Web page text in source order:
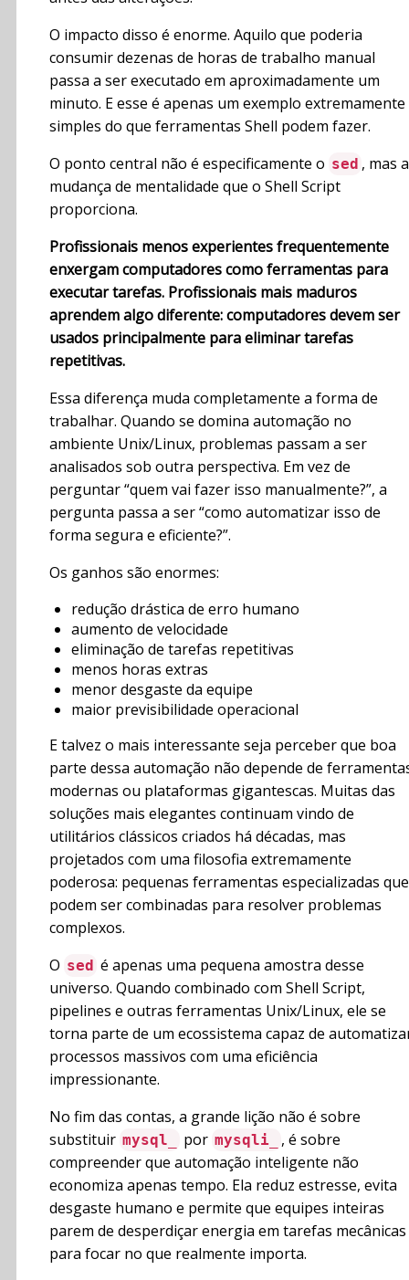
O impacto disso é enorme. Aquilo que poderia
consumir dezenas de horas de trabalho manual
passa a ser executado em aproximadamente um
minuto. E esse é apenas um exemplo extremamente
simples do que ferramentas Shell podem fazer.
O ponto central não é especificamente o sed , mas a
mudança de mentalidade que o Shell Script
proporciona.
Profissionais menos experientes frequentemente
enxergam computadores como ferramentas para
executar tarefas. Profissionais mais maduros
aprendem algo diferente: computadores devem ser
usados principalmente para eliminar tarefas
repetitivas.
Essa diferença muda completamente a forma de
trabalhar. Quando se domina automação no
ambiente Unix/Linux, problemas passam a ser
analisados sob outra perspectiva. Em vez de
perguntar “quem vai fazer isso manualmente?”, a
pergunta passa a ser “como automatizar isso de
forma segura e eficiente?”.
Os ganhos são enormes:
redução drástica de erro humano
aumento de velocidade
eliminação de tarefas repetitivas
menos horas extras
menor desgaste da equipe
maior previsibilidade operacional
E talvez o mais interessante seja perceber que boa
parte dessa automação não depende de
modernas ou plataformas gigantescas. Muitas das
soluções mais elegantes continuam vindo de
utilitários clássicos criados há décadas, mas
projetados com uma filosofia extremamente
poderosa: pequenas ferramentas especializadas que
podem ser combinadas para resolver problemas
complexos.
O sed é apenas uma pequena amostra desse
universo. Quando combinado com Shell Script,
pipelines e outras ferramentas Unix/Linux, ele se
torna parte de um ecossistema capaz de
processos massivos com uma eficiência
impressionante.
No fim das contas, a grande lição não é sobre
substituir mysql_ por mysqli_
, é sobre
compreender que automação inteligente não
economiza apenas tempo. Ela reduz estresse, evita
desgaste humano e permite que equipes inteiras
parem de desperdiçar energia em tarefas mecânicas
para focar no que realmente importa.